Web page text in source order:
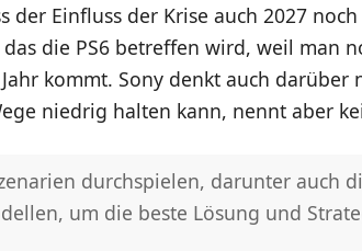
der Einfluss der Krise auch 2027
die PS6 betreffen wird, weil man
kommt. Sony denkt auch darüber
niedrig halten kann, nennt aber
durchspielen, darunter auch
um die beste Lösung und